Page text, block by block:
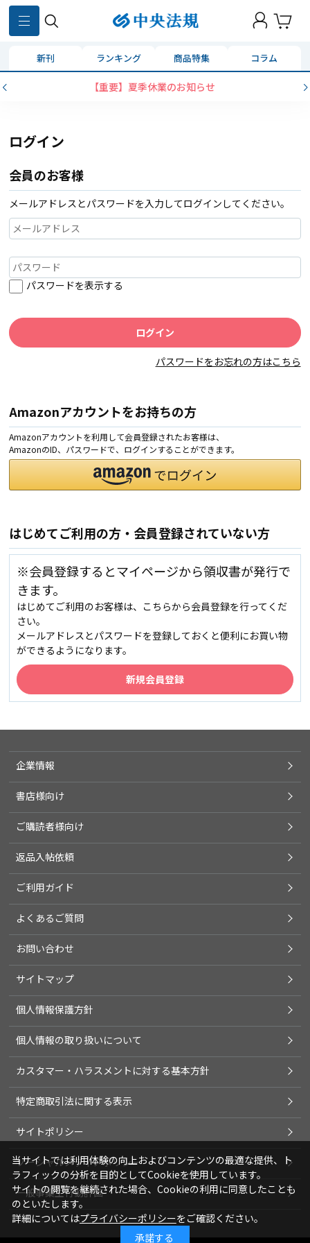
新刊 ランキング 商品特集 コラム
【重要】夏季休業のお知らせ
ログイン
会員のお客様
メールアドレスとパスワードを入力してログインしてください。
パスワードを表示する
パスワードをお忘れの方はこちら
Amazonアカウントをお持ちの方
Amazonアカウントを利用して会員登録されたお客様は、
AmazonのID、パスワードで、ログインすることができます。
はじめてご利用の方・会員登録されていない方
※会員登録するとマイページから領収書が発行で
きます。
はじめてご利用のお客様は、こちらから会員登録を行ってくだ
さい。
メールアドレスとパスワードを登録しておくと便利にお買い物
ができるようになります。
企業情報
書店様向け
ご購読者様向け
返品入帖依頼
ご利用ガイド
よくあるご質問
お問い合わせ
サイトマップ
個人情報保護方針
個人情報の取り扱いについて
カスタマー・ハラスメントに対する基本方針
特定商取引法に関する表示
サイトポリシー
ソーシャルメディアポリシー
一般事業主行動計画
当サイトでは利用体験の向上およびコンテンツの最適な提供、ト
ラフィックの分析を目的としてCookieを使用しています。
サイトの閲覧を継続された場合、Cookieの利用に同意したことも
のといたします。
詳細についてはプライバシーポリシーをご確認ください。
承諾する